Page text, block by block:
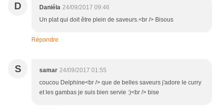
D Daniéla 24/09/2017 09:46
Un plat qui doit être plein de saveurs.<br /> Bisous
Répondre
S samar 24/09/2017 01:55
coucou Delphine<br /> que de belles saveurs j'adore le curry
et les gambas je suis bien servie :)<br /> bise